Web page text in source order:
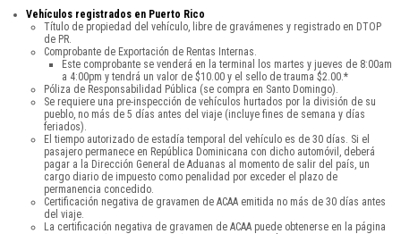
Vehículos registrados en Puerto Rico
Título de propiedad del vehículo, libre de gravámenes y registrado en DTOP
de PR.
Comprobante de Exportación de Rentas Internas.
Este comprobante se venderá en la terminal los martes y jueves de 8:00am
a 4:00pm y tendrá un valor de $10.00 y el sello de trauma $2.00.*
Póliza de Responsabilidad Pública (se compra en Santo Domingo).
Se requiere una pre-inspección de vehículos hurtados por la división de su
pueblo, no más de 5 días antes del viaje (incluye fines de semana y días
feriados).
El tiempo autorizado de estadía temporal del vehículo es de 30 días. Si el
pasajero permanece en República Dominicana con dicho automóvil, deberá
pagar a la Dirección General de Aduanas al momento de salir del país, un
cargo diario de impuesto como penalidad por exceder el plazo de
permanencia concedido.
Certificación negativa de gravamen de ACAA emitida no más de 30 días antes
del viaje.
La certificación negativa de gravamen de ACAA puede obtenerse en la página